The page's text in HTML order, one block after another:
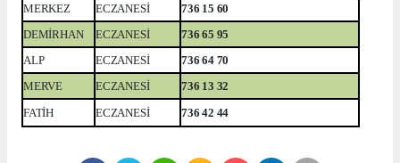
MERKEZ
ECZANESİ
736 15 60
DEMİRHAN
ECZANESİ
736 65 95
ALP
ECZANESİ
736 64 70
MERVE
ECZANESİ
736 13 32
FATİH
ECZANESİ 736 42 44